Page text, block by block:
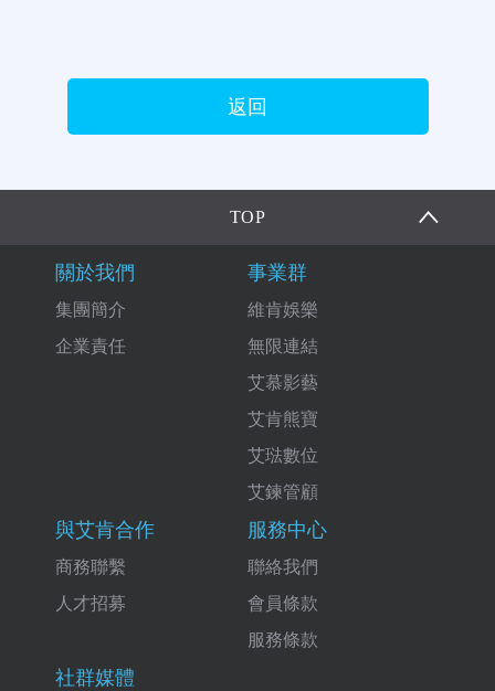
返回
TOP
關於我們
集團簡介
企業責任
事業群
維肯娛樂
無限連結
艾慕影藝
艾肯熊寶
艾琺數位
艾鍊管顧
與艾肯合作
商務聯繫
人才招募
服務中心
聯絡我們
會員條款
服務條款
社群媒體